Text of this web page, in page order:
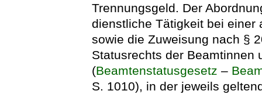
Trennungsgeld. Der
dienstliche Tätigkeit bei einer
sowie die Zuweisung nach §
Statusrechts der Beamtinnen
(Beamtenstatusgesetz –
S. 1010), in der jeweils